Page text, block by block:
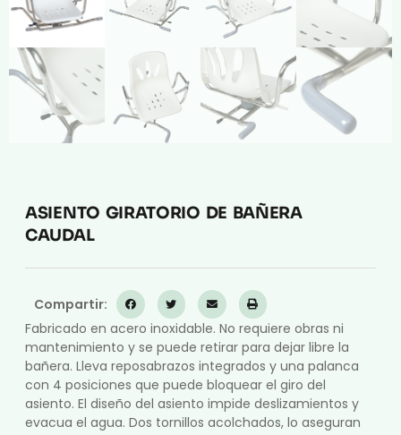
ASIENTO GIRATORIO DE BAÑERA
CAUDAL
Compartir:
Fabricado en acero inoxidable. No requiere obras ni
mantenimiento y se puede retirar para dejar libre la
bañera. Lleva reposabrazos integrados y una palanca
con 4 posiciones que puede bloquear el giro del
asiento. El diseño del asiento impide deslizamientos y
evacua el agua. Dos tornillos acolchados, lo aseguran